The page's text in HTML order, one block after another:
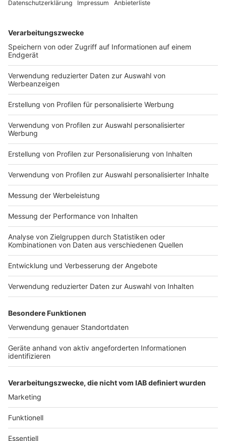
Wettbewerb um mehr Ressourcen schafft keine
bevölkerungsreichstes Bundesland darf nicht in
Leuchttürmen denken.“ 60 Schulen besonders gut
auszustatten, bringe Hunderttausenden von Schülern
in regulären Einrichtungen keine besseren
Lernbedingungen, sagt Behlau weiter.
Ähnlich sieht das auch die Opposition. Ein Programm
für gerade einmal ein Prozent aller Schulen in NRW sei
zu wenig, sagt SPD-Fraktionschef Kutschaty.
Stattdessen müsse das Angebot für alle Schulen in
NRW aufgelegt werden, die in einem sozial
schwierigen Umfeld stehen.
Anzeige
HIER KLICKEN.
Anzeige
Talentschulen:HIER KLICKEN.
Anzeige